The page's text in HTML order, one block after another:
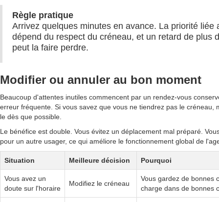
Règle pratique
Arrivez quelques minutes en avance. La priorité liée
dépend du respect du créneau, et un retard de plus
peut la faire perdre.
Modifier ou annuler au bon moment
Beaucoup d'attentes inutiles commencent par un rendez-vous
erreur fréquente. Si vous savez que vous ne tiendrez pas le créneau,
le dès que possible.
Le bénéfice est double. Vous évitez un déplacement mal préparé.
pour un autre usager, ce qui améliore le fonctionnement global de
Situation Meilleure décision Pourquoi
Vous avez un
doute sur l'horaire
Modifiez le créneau
Vous gardez de bonnes
charge dans de bonnes